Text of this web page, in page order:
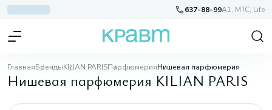
637-88-99A1, МТС, Life
ГлавнаяБрендыKILIAN PARISПарфюмерияНишевая парфюмерия
Нишевая парфюмерия KILIAN PARIS